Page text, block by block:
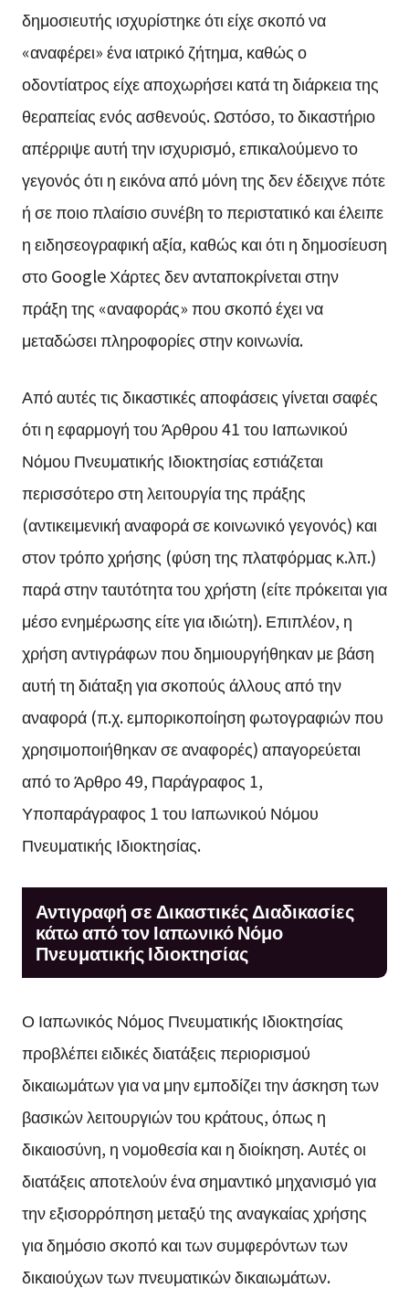
δημοσιευτής ισχυρίστηκε ότι είχε σκοπό να
«αναφέρει» ένα ιατρικό ζήτημα, καθώς ο
οδοντίατρος είχε αποχωρήσει κατά τη διάρκεια της
θεραπείας ενός ασθενούς. Ωστόσο, το δικαστήριο
απέρριψε αυτή την ισχυρισμό, επικαλούμενο το
γεγονός ότι η εικόνα από μόνη της δεν έδειχνε πότε
ή σε ποιο πλαίσιο συνέβη το περιστατικό και έλειπε
η ειδησεογραφική αξία, καθώς και ότι η δημοσίευση
στο Google Χάρτες δεν ανταποκρίνεται στην
πράξη της «αναφοράς» που σκοπό έχει να
μεταδώσει πληροφορίες στην κοινωνία.
Από αυτές τις δικαστικές αποφάσεις γίνεται σαφές
ότι η εφαρμογή του Άρθρου 41 του Ιαπωνικού
Νόμου Πνευματικής Ιδιοκτησίας εστιάζεται
περισσότερο στη λειτουργία της πράξης
(αντικειμενική αναφορά σε κοινωνικό γεγονός) και
στον τρόπο χρήσης (φύση της πλατφόρμας κ.λπ.)
παρά στην ταυτότητα του χρήστη (είτε πρόκειται για
μέσο ενημέρωσης είτε για ιδιώτη). Επιπλέον, η
χρήση αντιγράφων που δημιουργήθηκαν με βάση
αυτή τη διάταξη για σκοπούς άλλους από την
αναφορά (π.χ. εμπορικοποίηση φωτογραφιών που
χρησιμοποιήθηκαν σε αναφορές) απαγορεύεται
από το Άρθρο 49, Παράγραφος 1,
Υποπαράγραφος 1 του Ιαπωνικού Νόμου
Πνευματικής Ιδιοκτησίας.
Αντιγραφή σε Δικαστικές Διαδικασίες
κάτω από τον Ιαπωνικό Νόμο
Πνευματικής Ιδιοκτησίας
Ο Ιαπωνικός Νόμος Πνευματικής Ιδιοκτησίας
προβλέπει ειδικές διατάξεις περιορισμού
δικαιωμάτων για να μην εμποδίζει την άσκηση των
βασικών λειτουργιών του κράτους, όπως η
δικαιοσύνη, η νομοθεσία και η διοίκηση. Αυτές οι
διατάξεις αποτελούν ένα σημαντικό μηχανισμό για
την εξισορρόπηση μεταξύ της αναγκαίας χρήσης
για δημόσιο σκοπό και των συμφερόντων των
δικαιούχων των πνευματικών δικαιωμάτων.